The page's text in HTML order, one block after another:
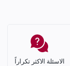
الاسئلة الاكثر تكراراً